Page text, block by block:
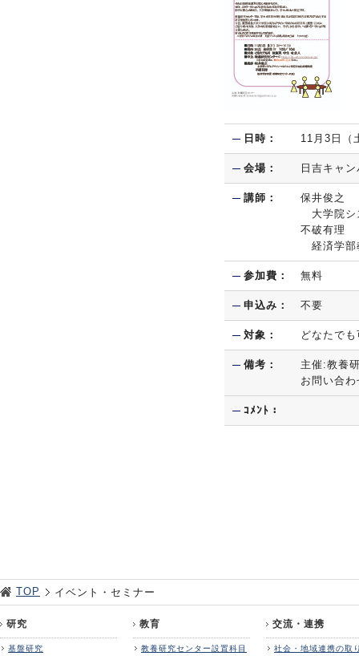
日時： 11月3日
会場： 日吉キャ
講師：
保井俊之
大学院シ
不破有理
経済学部
参加費： 無料
申込み： 不要
対象： どなたで
備考：
主催:教養
お問い合
ｺﾒﾝﾄ：
TOP イベント・セミナー
研究
基盤研究
教育
教養研究センター設置科目
交流・連携
社会・地域連携の取